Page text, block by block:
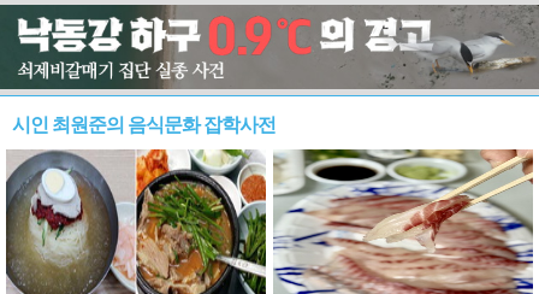
시인 최원준의 음식문화 잡학사전